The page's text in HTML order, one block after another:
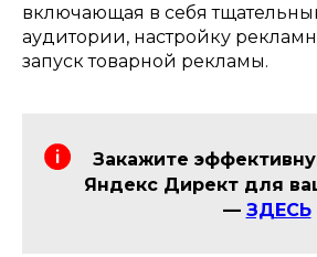
включающая в себя
аудитории, настройку
запуск товарной рекламы.
Закажите
Яндекс Директ для
— ЗДЕСЬ